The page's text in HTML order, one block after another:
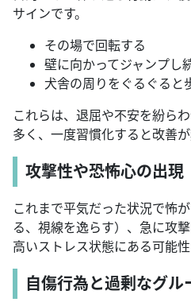
サインです。
その場で回転する
壁に向かってジャンプし
犬舎の周りをぐるぐると
これらは、退屈や不安を紛ら
多く、一度習慣化すると改善が
攻撃性や恐怖心の出現
これまで平気だった状況で怖
る、視線を逸らす）、急に攻
高いストレス状態にある可能性
自傷行為と過剰なグル